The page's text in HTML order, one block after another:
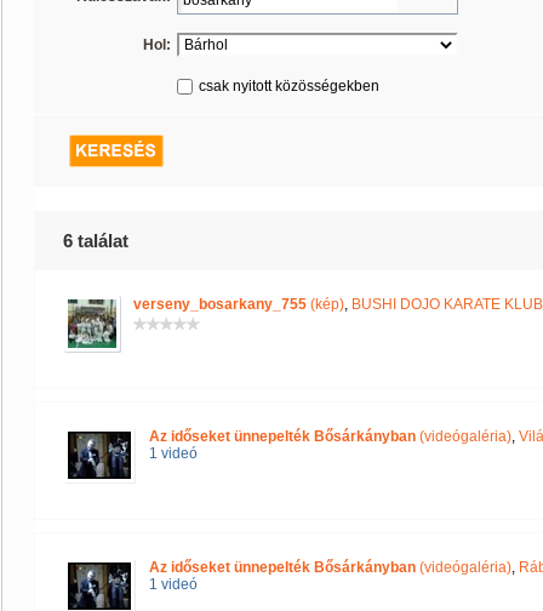
Hol:
csak nyitott közösségekben
6 találat
verseny_bosarkany_755 (kép), BUSHI DOJO KARATE KLUB
Az időseket ünnepelték Bősárkányban (videógaléria),
1 videó
Az időseket ünnepelték Bősárkányban (videógaléria),
1 videó